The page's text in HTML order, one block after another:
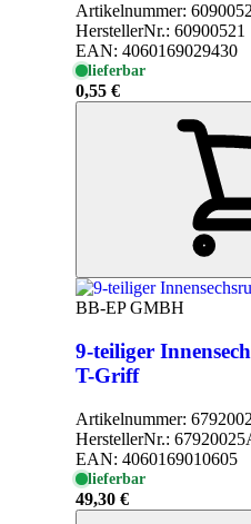
Artikelnummer:
HerstellerNr.: 60900521
EAN: 4060169029430
lieferbar
0,55 €
BB-EP GMBH
9-teiliger
T-Griff
Artikelnummer:
HerstellerNr.:
EAN: 4060169010605
lieferbar
49,30 €